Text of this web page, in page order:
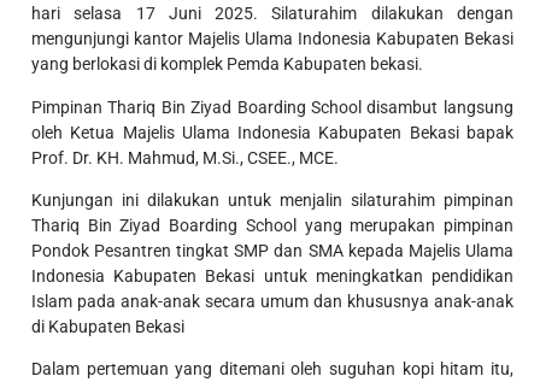
hari selasa 17 Juni 2025. Silaturahim dilakukan dengan
mengunjungi kantor Majelis Ulama Indonesia Kabupaten Bekasi
yang berlokasi di komplek Pemda Kabupaten bekasi.
Pimpinan Thariq Bin Ziyad Boarding School disambut langsung
oleh Ketua Majelis Ulama Indonesia Kabupaten Bekasi bapak
Prof. Dr. KH. Mahmud, M.Si., CSEE., MCE.
Kunjungan ini dilakukan untuk menjalin silaturahim pimpinan
Thariq Bin Ziyad Boarding School yang merupakan pimpinan
Pondok Pesantren tingkat SMP dan SMA kepada Majelis Ulama
Indonesia Kabupaten Bekasi untuk meningkatkan pendidikan
Islam pada anak-anak secara umum dan khususnya anak-anak
di Kabupaten Bekasi
Dalam pertemuan yang ditemani oleh suguhan kopi hitam itu,